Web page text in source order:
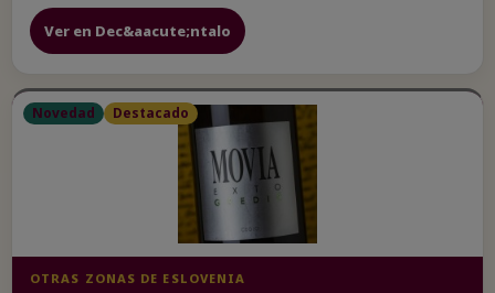
Ver en Dec&aacute;ntalo
Novedad Destacado
OTRAS ZONAS DE ESLOVENIA